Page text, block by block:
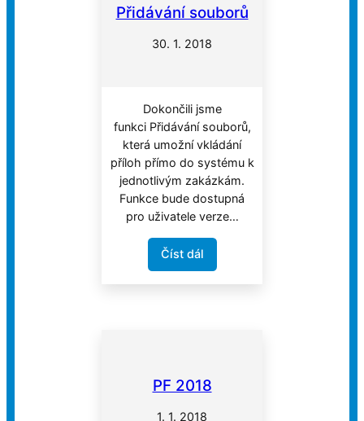
Přidávání souborů
30. 1. 2018
Dokončili jsme
funkci Přidávání souborů,
která umožní vkládání
příloh přímo do systému k
jednotlivým zakázkám.
Funkce bude dostupná
pro uživatele verze…
Číst dál
PF 2018
1. 1. 2018